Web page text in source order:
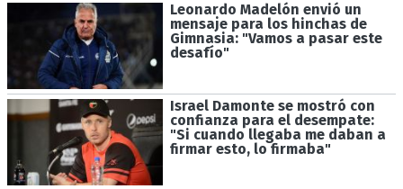
Leonardo Madelón envió un
mensaje para los hinchas de
Gimnasia: "Vamos a pasar este
desafío"
Israel Damonte se mostró con
confianza para el desempate:
"Si cuando llegaba me daban a
firmar esto, lo firmaba"